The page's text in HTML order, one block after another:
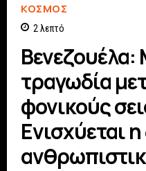
ΚΌΣΜΟΣ
2 λεπτό
Βενεζουέλα:
τραγωδία
φονικούς
Ενισχύεται